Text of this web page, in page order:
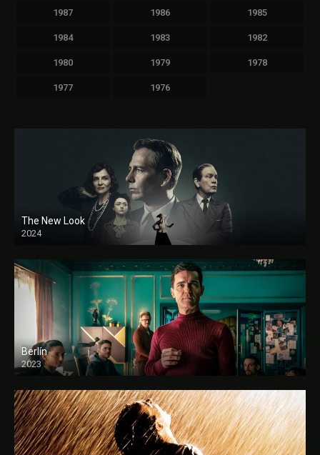
1987 1986 1985
1984 1983 1982
1980 1979 1978
1977 1976
The New Look
2024
Berlín
2023